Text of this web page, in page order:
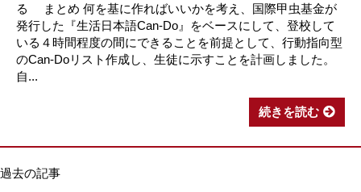
る まとめ 何を基に作ればいいかを考え、国際甲虫基金が
発行した『生活日本語Can-Do』をベースにして、登校して
いる４時間程度の間にできることを前提として、行動指向型
のCan-Doリスト作成し、生徒に示すことを計画しました。
自...
続きを読む
過去の記事